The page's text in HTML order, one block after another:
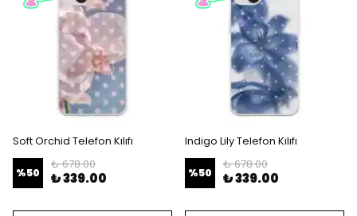
Soft Orchid Telefon Kılıfı
%50
₺ 678.00
₺ 339.00
Indigo Lily Telefon Kılıfı
%50
₺ 678.00
₺ 339.00